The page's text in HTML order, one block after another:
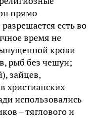
прямо
есть во
время не
крови
рыб без чешуи;
зайцев,
христианских
использовались
– тяглового и